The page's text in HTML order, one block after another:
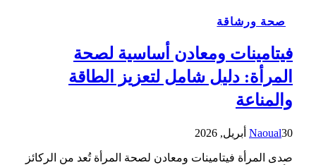
صحة ورشاقة
فيتامينات ومعادن أساسية لصحة
المرأة: دليل شامل لتعزيز الطاقة
والمناعة
Naoual30 أبريل, 2026
صدى المرأة فيتامينات ومعادن لصحة المرأة تُعد من الركائز